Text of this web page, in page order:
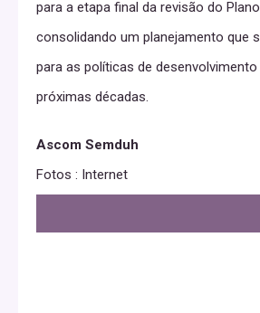
para a etapa final da revisão do
consolidando um planejamento que
para as políticas de
próximas décadas.
Ascom Semduh
Fotos : Internet